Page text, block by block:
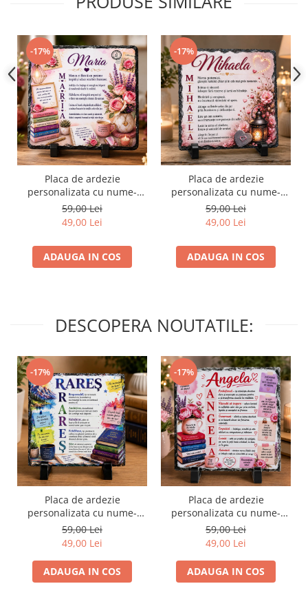
-17%
Placa de ardezie
personalizata cu nume-
Maria
59,00 Lei
49,00 Lei
ADAUGA IN COS
-17%
Placa de ardezie
personalizata cu nume-
Mihaela
59,00 Lei
49,00 Lei
ADAUGA IN COS
DESCOPERA NOUTATILE:
-17%
Placa de ardezie
personalizata cu nume-
Rares
59,00 Lei
49,00 Lei
ADAUGA IN COS
-17%
Placa de ardezie
personalizata cu nume-
Angela
59,00 Lei
49,00 Lei
ADAUGA IN COS